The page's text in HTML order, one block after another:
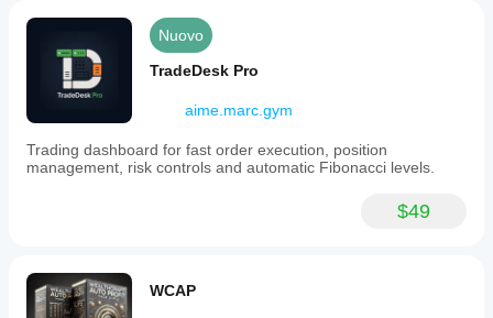
Nuovo
TradeDesk Pro
aime.marc.gym
Trading dashboard for fast order execution, position
management, risk controls and automatic Fibonacci levels.
$49
WCAP